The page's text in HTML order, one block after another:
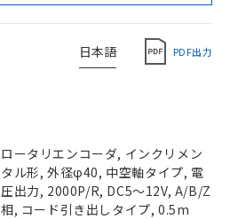
日本語 PDF出力
ロータリエンコーダ, インクリメン
タル形, 外径φ40, 中空軸タイプ, 電
圧出力, 2000P/R, DC5～12V, A/B/Z
相, コード引き出しタイプ, 0.5m